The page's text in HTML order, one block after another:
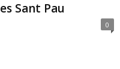
Sant Pau
0